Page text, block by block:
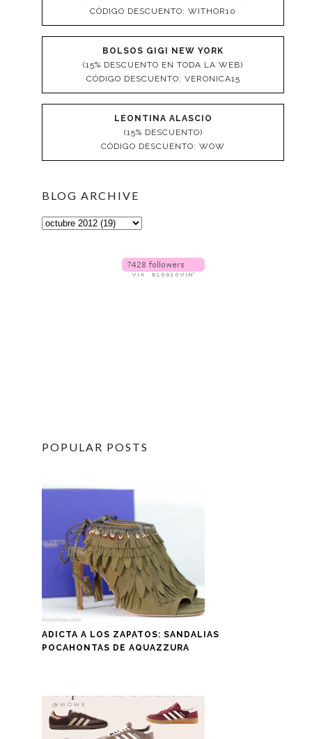
CÓDIGO DESCUENTO: WITHOR10
BOLSOS GIGI NEW YORK
(15% DESCUENTO EN TODA LA WEB)
CÓDIGO DESCUENTO: VERONICA15
LEONTINA ALASCIO
(15% DESCUENTO)
CÓDIGO DESCUENTO: WOW
BLOG ARCHIVE
POPULAR POSTS
ADICTA A LOS ZAPATOS: SANDALIAS
POCAHONTAS DE AQUAZZURA